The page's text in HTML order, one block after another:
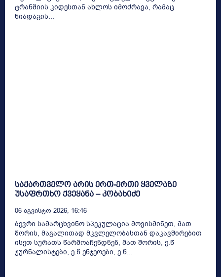
ტრანშიის კიდესთან ახლოს იმოძრავა, რამაც
ნიადაგის...
საქართველო არის ერთ-ერთი ყველაზე
უსაფრთხო ქვეყანა – კობახიძე
06 Აგვისტო 2026, 16:46
ბევრი სამარცხვინო სპეკულაცია მოვისმინეთ, მათ
შორის, მაგალითად მკვლელობასთან დაკავშირებით
ისეთ სურათს წარმოაჩენდნენ, მათ შორის, ე.წ
ჟურნალისტები, ე.წ ენჯეოები, ე.წ...